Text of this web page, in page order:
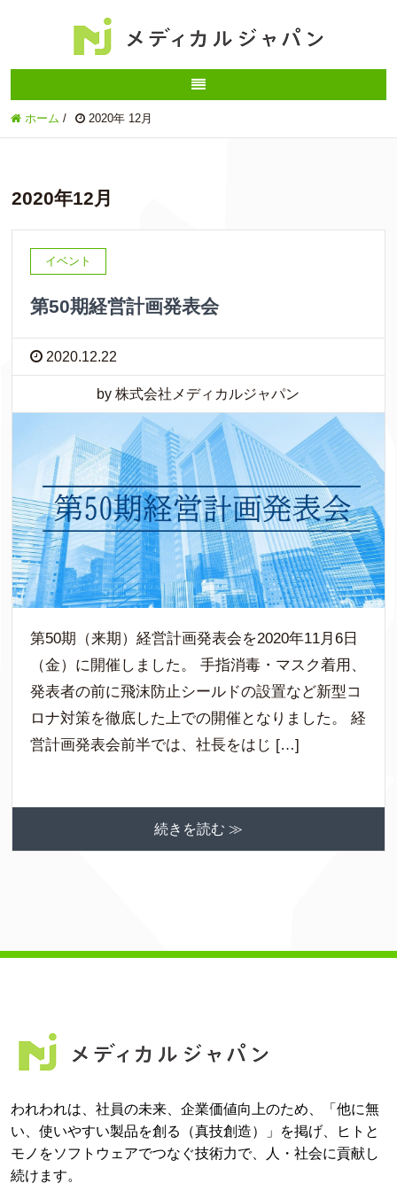
ホーム / 2020年 12月
2020年12月
イベント
第50期経営計画発表会
2020.12.22
by 株式会社メディカルジャパン
第50期（来期）経営計画発表会を2020年11月6日
（金）に開催しました。 手指消毒・マスク着用、
発表者の前に飛沫防止シールドの設置など新型コ
ロナ対策を徹底した上での開催となりました。 経
営計画発表会前半では、社長をはじ […]
続きを読む ≫
われわれは、社員の未来、企業価値向上のため、「他に無
い、使いやすい製品を創る（真技創造）」を掲げ、ヒトと
モノをソフトウェアでつなぐ技術力で、人・社会に貢献し
続けます。